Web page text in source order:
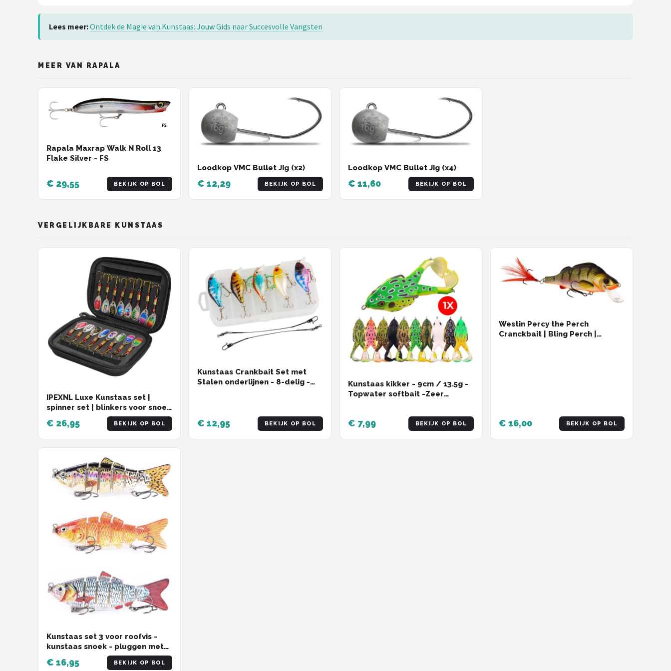
Rozemeijer
Alle merken →
Lees meer:Ontdek de Magie van Kunstaas: Jouw Gids naar Succesvolle Vangsten
MEER VAN RAPALA
Rapala Maxrap Walk N Roll 13
Flake Silver - FS
€ 29,55 BEKIJK OP BOL
Loodkop VMC Bullet Jig (x2)
€ 12,29 BEKIJK OP BOL
Loodkop VMC Bullet Jig (x4)
€ 11,60 BEKIJK OP BOL
VERGELIJKBARE KUNSTAAS
IPEXNL Luxe Kunstaas set |
spinner set | blinkers voor snoek
en baars | hengelsport | voor
onderlijn | set van 16 stuks
€ 26,95 BEKIJK OP BOL
Kunstaas Crankbait Set met
Stalen onderlijnen - 8-delig -
€ 12,95 BEKIJK OP BOL
Kunstaas kikker - 9cm / 13.5g -
Topwater softbait -Zeer
€ 7,99 BEKIJK OP BOL
Westin Percy the Perch
Cranckbait | Bling Perch |
€ 16,00 BEKIJK OP BOL
Kunstaas set 3 voor roofvis -
kunstaas snoek - pluggen met
haak - kunstaas roofvis -
hengelsport - set van 3 stuks
€ 16,95 BEKIJK OP BOL